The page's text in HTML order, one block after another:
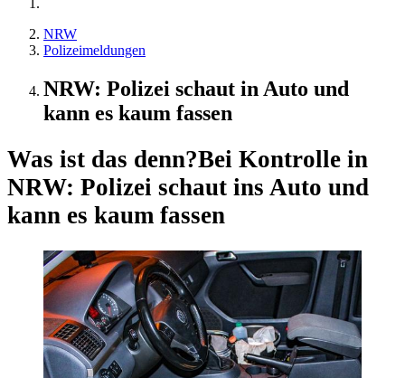
NRW
Polizeimeldungen
NRW: Polizei schaut in Auto und
kann es kaum fassen
Was ist das denn?Bei Kontrolle in
NRW: Polizei schaut ins Auto und
kann es kaum fassen